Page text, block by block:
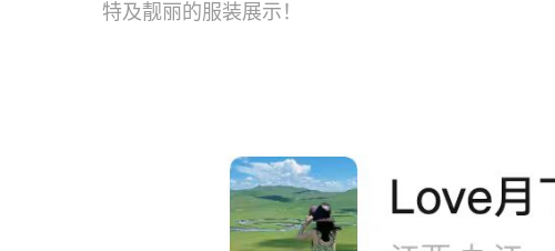
特及靓丽的服装展示！